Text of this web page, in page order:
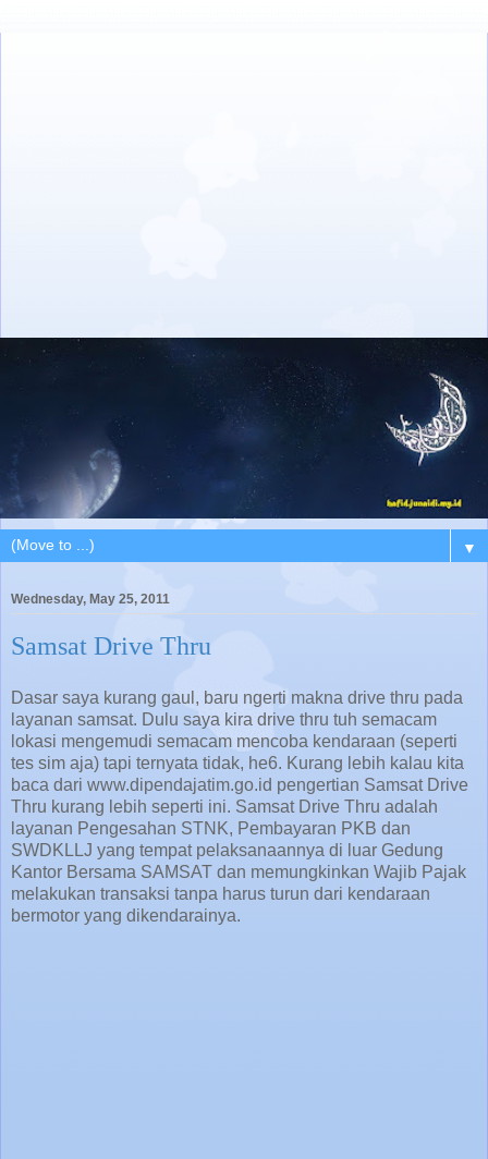
▼
Wednesday, May 25, 2011
Samsat Drive Thru
Dasar saya kurang gaul, baru ngerti makna drive thru pada
layanan samsat. Dulu saya kira drive thru tuh semacam
lokasi mengemudi semacam mencoba kendaraan (seperti
tes sim aja) tapi ternyata tidak, he6. Kurang lebih kalau kita
baca dari www.dipendajatim.go.id pengertian Samsat Drive
Thru kurang lebih seperti ini. Samsat Drive Thru adalah
layanan Pengesahan STNK, Pembayaran PKB dan
SWDKLLJ yang tempat pelaksanaannya di luar Gedung
Kantor Bersama SAMSAT dan memungkinkan Wajib Pajak
melakukan transaksi tanpa harus turun dari kendaraan
bermotor yang dikendarainya.